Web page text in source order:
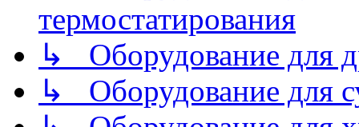
термостатирования
↳ Оборудование для
↳ Оборудование для